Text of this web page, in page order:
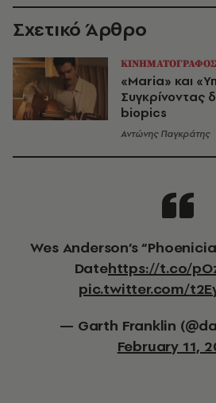
Σχετικό Άρθρο
ΚΙΝΗΜΑΤΟΓΡΑΦΟΣ
«Maria» και
Συγκρίνοντας
biopics
Αντώνης Παγκράτης
Wes Anderson’s “Phoenician Scheme” Sets
Datehttps://t.co/
pic.twitter.com/
— Garth Franklin
February 11,